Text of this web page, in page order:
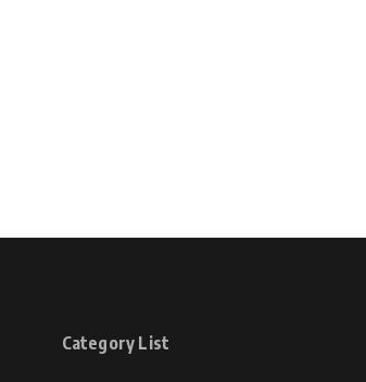
Category List